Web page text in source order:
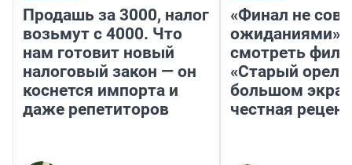
Продашь за 3000, налог
возьмут с 4000. Что
нам готовит новый
налоговый закон — он
коснется импорта и
даже репетиторов
«Финал не
ожиданиями»:
смотреть
«Старый орел»
большом
честная